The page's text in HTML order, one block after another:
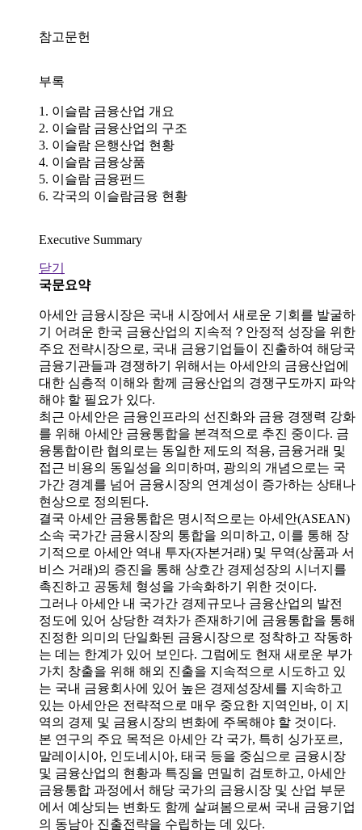
참고문헌
부록
1. 이슬람 금융산업 개요
2. 이슬람 금융산업의 구조
3. 이슬람 은행산업 현황
4. 이슬람 금융상품
5. 이슬람 금융펀드
6. 각국의 이슬람금융 현황
Executive Summary
닫기
국문요약
아세안 금융시장은 국내 시장에서 새로운 기회를 발굴하
기 어려운 한국 금융산업의 지속적？안정적 성장을 위한
주요 전략시장으로, 국내 금융기업들이 진출하여 해당국
금융기관들과 경쟁하기 위해서는 아세안의 금융산업에
대한 심층적 이해와 함께 금융산업의 경쟁구도까지 파악
해야 할 필요가 있다.
최근 아세안은 금융인프라의 선진화와 금융 경쟁력 강화
를 위해 아세안 금융통합을 본격적으로 추진 중이다. 금
융통합이란 협의로는 동일한 제도의 적용, 금융거래 및
접근 비용의 동일성을 의미하며, 광의의 개념으로는 국
가간 경계를 넘어 금융시장의 연계성이 증가하는 상태나
현상으로 정의된다.
결국 아세안 금융통합은 명시적으로는 아세안(ASEAN)
소속 국가간 금융시장의 통합을 의미하고, 이를 통해 장
기적으로 아세안 역내 투자(자본거래) 및 무역(상품과 서
비스 거래)의 증진을 통해 상호간 경제성장의 시너지를
촉진하고 공동체 형성을 가속화하기 위한 것이다.
그러나 아세안 내 국가간 경제규모나 금융산업의 발전
정도에 있어 상당한 격차가 존재하기에 금융통합을 통해
진정한 의미의 단일화된 금융시장으로 정착하고 작동하
는 데는 한계가 있어 보인다. 그럼에도 현재 새로운 부가
가치 창출을 위해 해외 진출을 지속적으로 시도하고 있
는 국내 금융회사에 있어 높은 경제성장세를 지속하고
있는 아세안은 전략적으로 매우 중요한 지역인바, 이 지
역의 경제 및 금융시장의 변화에 주목해야 할 것이다.
본 연구의 주요 목적은 아세안 각 국가, 특히 싱가포르,
말레이시아, 인도네시아, 태국 등을 중심으로 금융시장
및 금융산업의 현황과 특징을 면밀히 검토하고, 아세안
금융통합 과정에서 해당 국가의 금융시장 및 산업 부문
에서 예상되는 변화도 함께 살펴봄으로써 국내 금융기업
의 동남아 진출전략을 수립하는 데 있다.